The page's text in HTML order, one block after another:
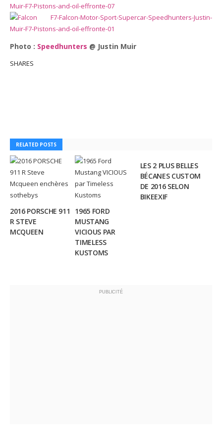
Photo : Speedhunters @ Justin Muir
SHARES
RELATED POSTS
2016 PORSCHE 911
R STEVE
MCQUEEN
1965 FORD
MUSTANG
VICIOUS PAR
TIMELESS
KUSTOMS
LES 2 PLUS BELLES
BÉCANES CUSTOM
DE 2016 SELON
BIKEEXIF
PUBLICITÉ